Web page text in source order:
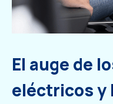
El auge de
eléctricos y